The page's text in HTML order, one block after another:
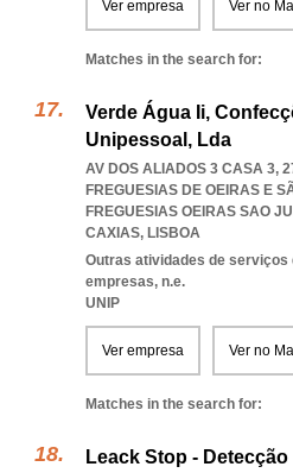
Ver empresa Ver no
Matches in the search for:
Verde Água Ii,
Unipessoal, Lda
AV DOS ALIADOS 3 CASA 3,
FREGUESIAS DE OEIRAS E
FREGUESIAS OEIRAS SAO
CAXIAS, LISBOA
Outras atividades de serviços
empresas, n.e.
UNIP
Ver empresa Ver no
Matches in the search for:
Leack Stop -